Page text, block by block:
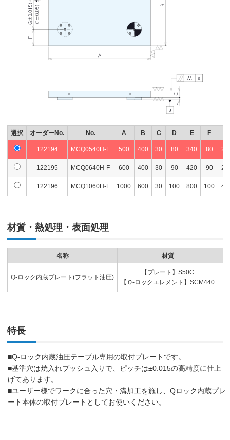
選択 オーダーNo. No. A B C D E F
122194 MCQ0540H-F 500 400 30 80 340 80
122195 MCQ0640H-F 600 400 30 90 420 90
122196 MCQ1060H-F 1000 600 30 100 800 100
材質・熱処理・表面処理
名称 材質
Q-ロック内蔵プレート(フラット油圧)
【プレート】S50C
【Ｑ-ロックエレメント】SCM440
特長
■Q-ロック内蔵油圧テーブル専用の取付プレートです。
■基準穴は焼入れブッシュ入りで、ピッチは±0.015の高精度に仕上
げてあります。
■ユーザー様でワークに合った穴・溝加工を施し、Qロック内蔵プレ
ート本体の取付プレートとしてお使いください。